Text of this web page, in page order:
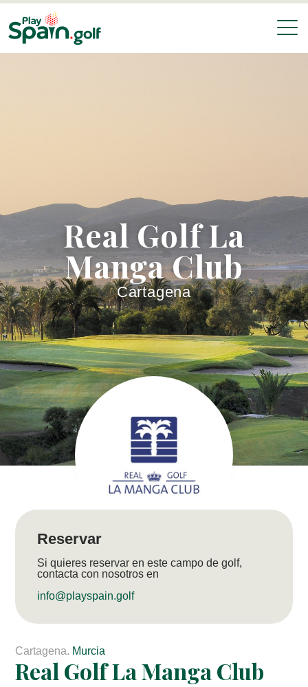
Real Golf La
Manga Club
Cartagena
Cartagena. Murcia
Real Golf La Manga Club
Reservar
Si quieres reservar en este campo de golf,
contacta con nosotros en
info@playspain.golf